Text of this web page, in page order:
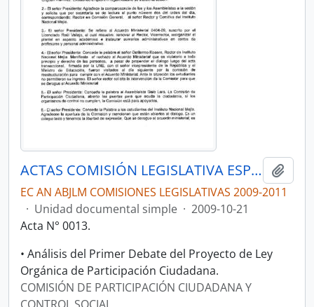
ACTAS COMISIÓN LEGISLATIVA ESPECIALIZADA DE PARTICIPACIÓN CIUDADANA Y CONTROL SOCIAL.
EC AN ABJLM COMISIONES LEGISLATIVAS 2009-2011
· Unidad documental simple · 2009-10-21
Acta N° 0013.
• Análisis del Primer Debate del Proyecto de Ley
Orgánica de Participación Ciudadana.
COMISIÓN DE PARTICIPACIÓN CIUDADANA Y